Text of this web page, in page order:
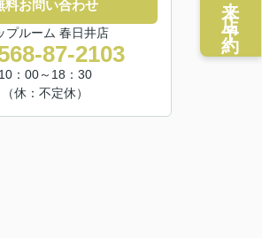
料お問い合わせ
プルーム 春日井店
87-2103
10：00～18：30
（休：不定休）
来店予約